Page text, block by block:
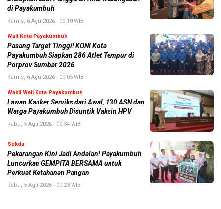
di Payakumbuh
Kamis, 6 Agu 2026 - 09:10 WIB
Wali Kota Payakumbuh
Pasang Target Tinggi! KONI Kota
Payakumbuh Siapkan 286 Atlet Tempur di
Porprov Sumbar 2026
Kamis, 6 Agu 2026 - 09:05 WIB
Wakil Wali Kota Payakumbuh
Lawan Kanker Serviks dari Awal, 130 ASN dan
Warga Payakumbuh Disuntik Vaksin HPV
Rabu, 5 Agu 2026 - 09:34 WIB
Sekda
Pekarangan Kini Jadi Andalan! Payakumbuh
Luncurkan GEMPITA BERSAMA untuk
Perkuat Ketahanan Pangan
Rabu, 5 Agu 2026 - 09:23 WIB